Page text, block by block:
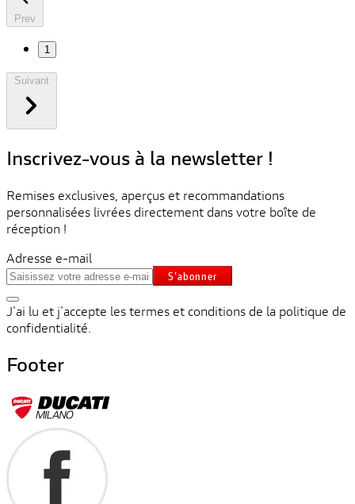
Prev
1
Inscrivez-vous à la newsletter !
Remises exclusives, aperçus et recommandations
personnalisées livrées directement dans votre boîte de
réception !
Adresse e-mail
S'abonner
J'ai lu et j'accepte les termes et conditions de la politique de
confidentialité.
Footer